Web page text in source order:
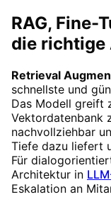
RAG, Fine-
die
Retrieval
schnellste und
Das Modell greift
Vektordatenbank
nachvollziehbar
Tiefe dazu liefert
Für
Architektur in
Eskalation an